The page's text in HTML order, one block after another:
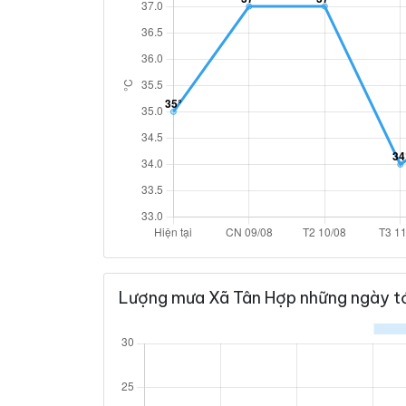
Lượng mưa Xã Tân Hợp những ngày